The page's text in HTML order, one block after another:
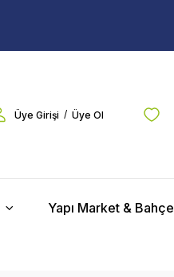
Üye Girişi / Üye Ol
Yapı Market & Bahçe